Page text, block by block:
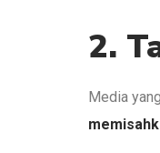
2.
Media